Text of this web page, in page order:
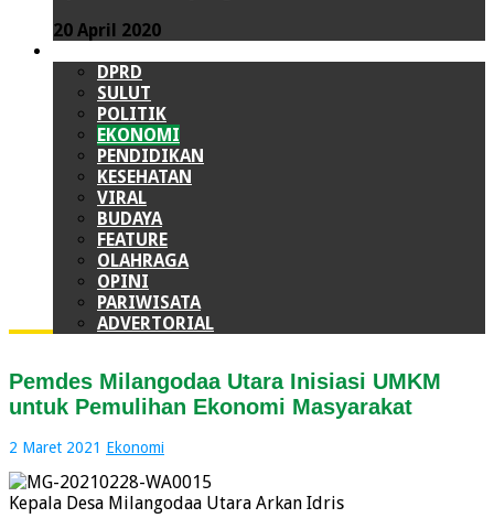
20 April 2020
DPRD
SULUT
POLITIK
EKONOMI
PENDIDIKAN
KESEHATAN
VIRAL
BUDAYA
FEATURE
OLAHRAGA
OPINI
PARIWISATA
ADVERTORIAL
Pemdes Milangodaa Utara Inisiasi UMKM
untuk Pemulihan Ekonomi Masyarakat
2 Maret 2021 Ekonomi
Kepala Desa Milangodaa Utara Arkan Idris